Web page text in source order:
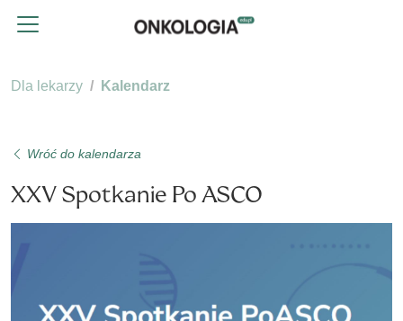
Dla lekarzy Kalendarz
Wróć do kalendarza
XXV Spotkanie Po ASCO